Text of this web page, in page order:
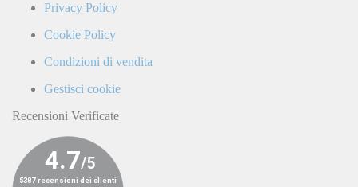
Privacy Policy
Cookie Policy
Condizioni di vendita
Gestisci cookie
Recensioni Verificate